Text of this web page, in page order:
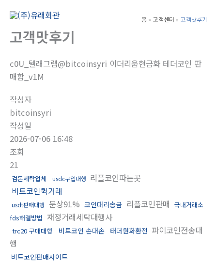
Main
홈 고객센터 고객맛후기
고객맛후기
c0U_텔래그램@bitcoinsyri 이더리움현금화 테더코인 판
매함_v1M
작성자
bitcoinsyri
작성일
2026-07-06 16:48
조회
21
검돈세탁업체 usdc구입대행 리플코인파는곳
비트코인퀵거래
usdt판매대행 문상91% 코인대리송금 리플코인판매 국내거래소
fds해결방법
재정거래세탁대행사
trc20 구매대행 비트코인 손대손 태더원화환전 파이코인전송대
행
비트코인판매사이트